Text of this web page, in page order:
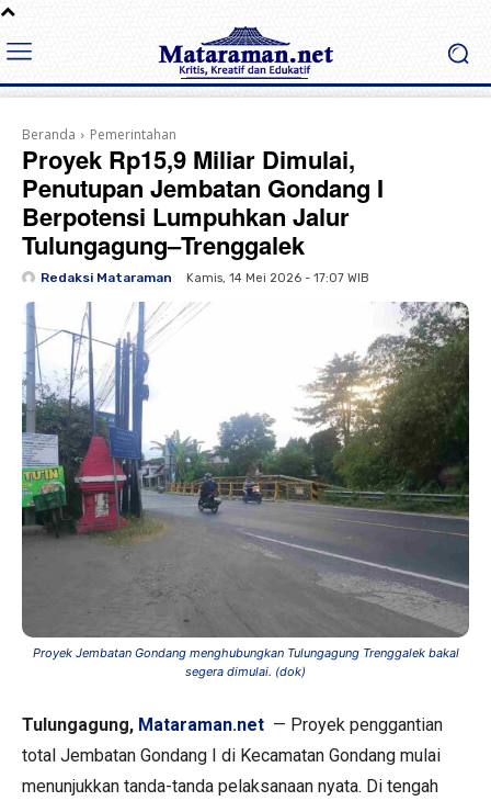
Beranda Pemerintahan
Proyek Rp15,9 Miliar Dimulai,
Penutupan Jembatan Gondang I
Berpotensi Lumpuhkan Jalur
Tulungagung–Trenggalek
Redaksi Mataraman Kamis, 14 Mei 2026 - 17:07 WIB
Proyek Jembatan Gondang menghubungkan Tulungagung Trenggalek bakal
segera dimulai. (dok)
Tulungagung, Mataraman.net — Proyek penggantian
total Jembatan Gondang I di Kecamatan Gondang mulai
menunjukkan tanda-tanda pelaksanaan nyata. Di tengah